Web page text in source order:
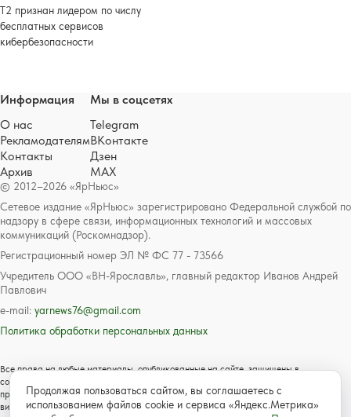
Т2 признан лидером по числу
бесплатных сервисов
кибербезопасности
© 2012–2026 «ЯрНьюс»
Сетевое издание «ЯрНьюс» зарегистрировано Федеральной службой по
надзору в сфере связи, информационных технологий и массовых
коммуникаций (Роскомнадзор).
Регистрационный номер ЭЛ № ФС 77 - 73566
Учредитель ООО «ВН-Ярославль», главный редактор Иванов Андрей
Павлович
e-mail: yarnews76@gmail.com
Политика обработки персональных данных
Все права на любые материалы, опубликованные на сайте, защищены в
соответствии с российским и международным законодательством об авторском
праве и смежных правах. Любое использование текстовых, фото, аудио и
видеоматериалов возможно только с согласия правообладателя с обязательной
Информация
О нас
Рекламодателям
Контакты
Архив
Мы в соцсетях
Telegram
ВКонтакте
Дзен
MAX
Продолжая пользоваться сайтом, вы соглашаетесь с
использованием файлов cookie и сервиса «Яндекс.Метрика»